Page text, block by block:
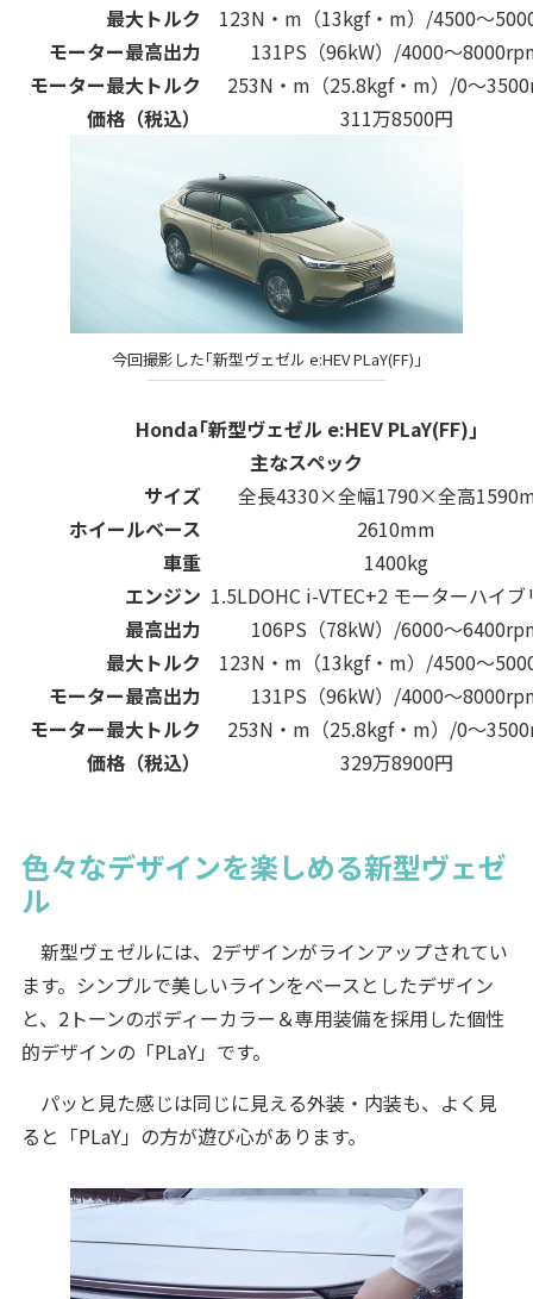
最大トルク
123N・m（13kgf・m）/4500～
モーター最高出力
131PS（96kW）/4000～
モーター最大トルク
253N・m（25.8kgf・m）/0～
価格（税込）
311万8500円
今回撮影した｢新型ヴェゼル e:HEV PLaY(FF)｣
Honda｢新型ヴェゼル e:HEV PLaY(FF)｣
主なスペック
サイズ
全長4330×全幅1790×全高
ホイールベース
2610mm
車重
1400kg
エンジン 1.5LDOHC i-VTEC+2 モーターハイブ
最高出力
106PS（78kW）/6000～
最大トルク
123N・m（13kgf・m）/4500～
モーター最高出力
131PS（96kW）/4000～
モーター最大トルク
253N・m（25.8kgf・m）/0～
価格（税込）
329万8900円
色々なデザインを楽しめる新型ヴェゼ
ル
新型ヴェゼルには、2デザインがラインアップされてい
ます。シンプルで美しいラインをベースとしたデザイン
と、2トーンのボディーカラー＆専用装備を採用した個性
的デザインの「PLaY」です。
パッと見た感じは同じに見える外装・内装も、よく見
ると「PLaY」の方が遊び心があります。